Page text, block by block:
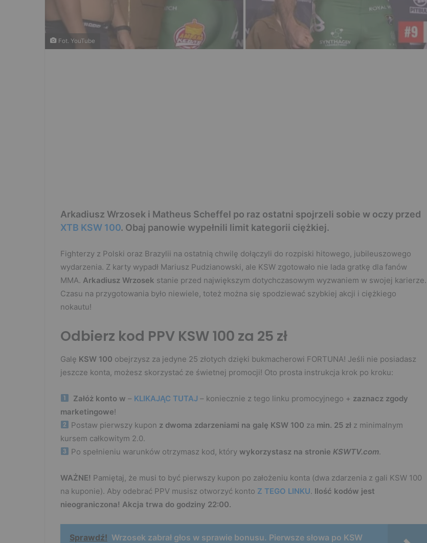
Fot. YouTube
Arkadiusz Wrzosek i Matheus Scheffel po raz ostatni spojrzeli sobie w oczy przed
XTB KSW 100. Obaj panowie wypełnili limit kategorii ciężkiej.
Fighterzy z Polski oraz Brazylii na ostatnią chwilę dołączyli do rozpiski hitowego, jubileuszowego
wydarzenia. Z karty wypadł Mariusz Pudzianowski, ale KSW zgotowało nie lada gratkę dla fanów
MMA. Arkadiusz Wrzosek stanie przed największym dotychczasowym wyzwaniem w swojej karierze.
Czasu na przygotowania było niewiele, toteż można się spodziewać szybkiej akcji i ciężkiego
nokautu!
Odbierz kod PPV KSW 100 za 25 zł
Galę KSW 100 obejrzysz za jedyne 25 złotych dzięki bukmacherowi FORTUNA! Jeśli nie posiadasz
jeszcze konta, możesz skorzystać ze świetnej promocji! Oto prosta instrukcja krok po kroku:
Załóż konto w– KLIKAJĄC TUTAJ – koniecznie z tego linku promocyjnego + zaznacz zgody
marketingowe!
Postaw pierwszy kupon z dwoma zdarzeniami na galę KSW 100 za min. 25 zł z minimalnym
kursem całkowitym 2.0.
Po spełnieniu warunków otrzymasz kod, którywykorzystasz na stronie KSWTV.com.
WAŻNE! Pamiętaj, że musi to być pierwszy kupon po założeniu konta (dwa zdarzenia z gali KSW 100
na kuponie). Aby odebrać PPV musisz otworzyć konto Z TEGO LINKU. Ilość kodów jest
nieograniczona! Akcja trwa do godziny 22:00.
Sprawdź! Wrzosek zabrał głos w sprawie bonusu. Pierwsze słowa po KSW